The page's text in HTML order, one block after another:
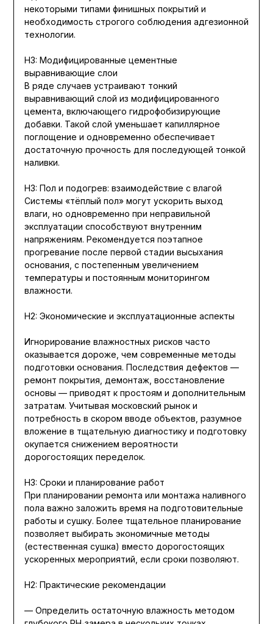
некоторыми типами финишных покрытий и
необходимость строгого соблюдения адгезионной
технологии.
H3: Модифицированные цементные
выравнивающие слои
В ряде случаев устраивают тонкий
выравнивающий слой из модифицированного
цемента, включающего гидрофобизирующие
добавки. Такой слой уменьшает капиллярное
поглощение и одновременно обеспечивает
достаточную прочность для последующей тонкой
наливки.
H3: Пол и подогрев: взаимодействие с влагой
Системы «тёплый пол» могут ускорить выход
влаги, но одновременно при неправильной
эксплуатации способствуют внутренним
напряжениям. Рекомендуется поэтапное
прогревание после первой стадии высыхания
основания, с постепенным увеличением
температуры и постоянным мониторингом
влажности.
H2: Экономические и эксплуатационные аспекты
Игнорирование влажностных рисков часто
оказывается дороже, чем современные методы
подготовки основания. Последствия дефектов —
ремонт покрытия, демонтаж, восстановление
основы — приводят к простоям и дополнительным
затратам. Учитывая московский рынок и
потребность в скором вводе объектов, разумное
вложение в тщательную диагностику и подготовку
окупается снижением вероятности
дорогостоящих переделок.
H3: Сроки и планирование работ
При планировании ремонта или монтажа наливного
пола важно заложить время на подготовительные
работы и сушку. Более тщательное планирование
позволяет выбирать экономичные методы
(естественная сушка) вместо дорогостоящих
ускоренных мероприятий, если сроки позволяют.
H2: Практические рекомендации
— Определить остаточную влажность методом